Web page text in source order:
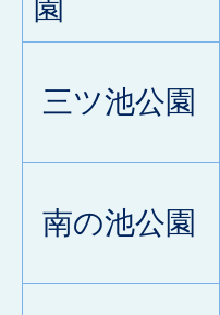
園
三ツ池公園
南の池公園